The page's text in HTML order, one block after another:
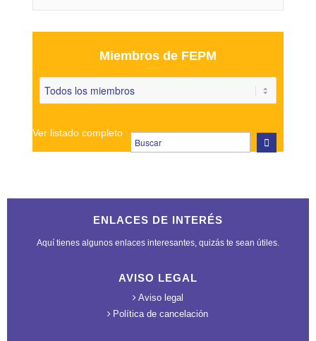
Miembros de FEPM
Ver listado completo
ENLACES DE INTERÉS
Aquí tienes algunos enlaces interesantes, quizás te sean útiles.
AVISO LEGAL
Aviso legal
Política de cancelación